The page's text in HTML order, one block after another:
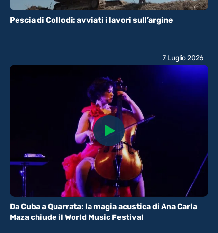
Pescia di Collodi: avviati i lavori sull’argine
Da Cuba a Quarrata: la magia acustica di Ana Carla
Maza chiude il World Music Festival
7 Luglio 2026